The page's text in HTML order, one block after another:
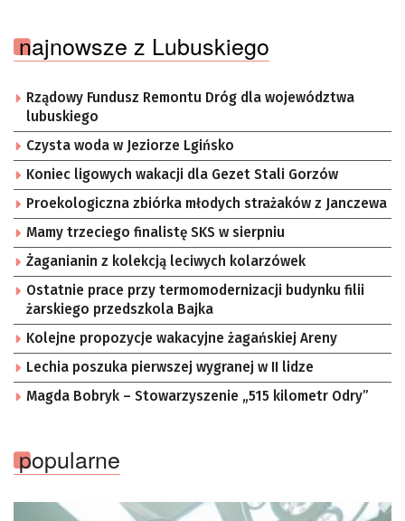
najnowsze z Lubuskiego
Rządowy Fundusz Remontu Dróg dla województwa
lubuskiego
Czysta woda w Jeziorze Lgińsko
Koniec ligowych wakacji dla Gezet Stali Gorzów
Proekologiczna zbiórka młodych strażaków z Janczewa
Mamy trzeciego finalistę SKS w sierpniu
Żaganianin z kolekcją leciwych kolarzówek
Ostatnie prace przy termomodernizacji budynku filii
żarskiego przedszkola Bajka
Kolejne propozycje wakacyjne żagańskiej Areny
Lechia poszuka pierwszej wygranej w II lidze
Magda Bobryk – Stowarzyszenie „515 kilometr Odry”
popularne